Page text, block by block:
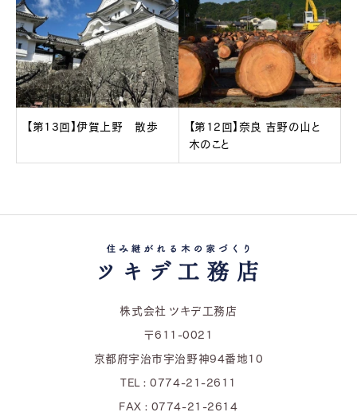
【第13回】伊賀上野 散歩
【第12回】奈良 吉野の山と
木のこと
株式会社 ツキデ工務店
〒611-0021
京都府宇治市宇治野神94番地10
TEL : 0774-21-2611
FAX : 0774-21-2614